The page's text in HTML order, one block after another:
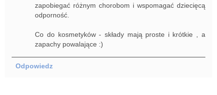
zapobiegać różnym chorobom i wspomagać dziecięcą
odporność.
Co do kosmetyków - składy mają proste i krótkie , a
zapachy powalające :)
Odpowiedz